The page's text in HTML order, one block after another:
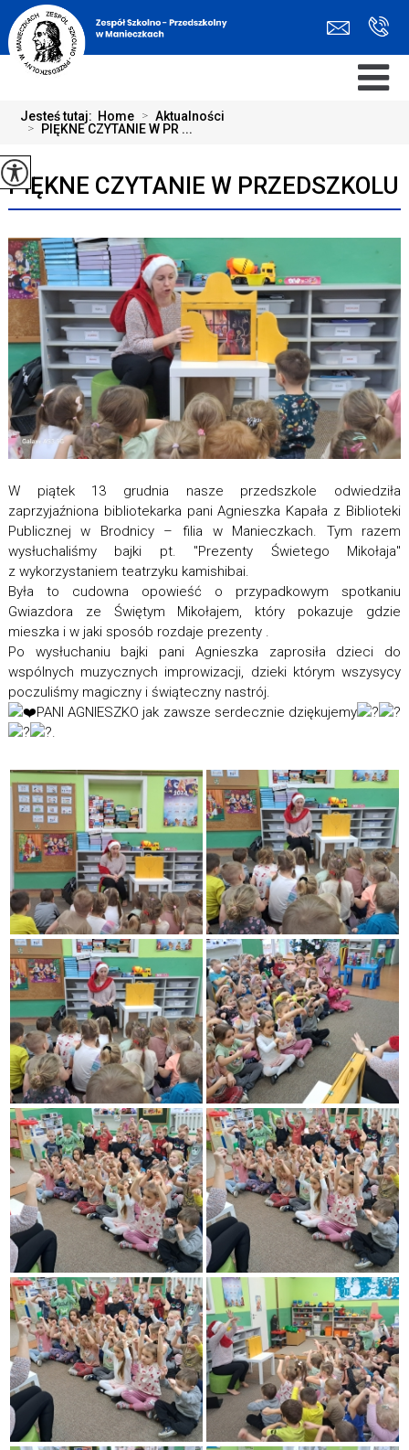
Jesteś tutaj: Home > Aktualności
> PIĘKNE CZYTANIE W PR ...
PIĘKNE CZYTANIE W PRZEDSZKOLU
W piątek 13 grudnia nasze przedszkole odwiedziła
zaprzyjaźniona bibliotekarka pani Agnieszka Kapała z Biblioteki
Publicznej w Brodnicy – filia w Manieczkach. Tym razem
wysłuchaliśmy bajki pt. "Prezenty Świetego Mikołaja"
z wykorzystaniem teatrzyku kamishibai.
Była to cudowna opowieść o przypadkowym spotkaniu
Gwiazdora ze Świętym Mikołajem, który pokazuje gdzie
mieszka i w jaki sposób rozdaje prezenty .
Po wysłuchaniu bajki pani Agnieszka zaprosiła dzieci do
wspólnych muzycznych improwizacji, dzieki którym wszysycy
poczuliśmy magiczny i świąteczny nastrój.
PANI AGNIESZKO jak zawsze serdecznie dziękujemy
.